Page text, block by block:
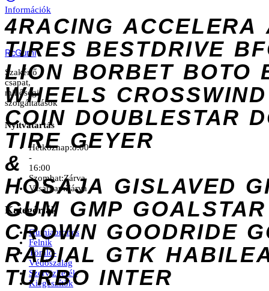
Információk
4RACING ACCELERA
TIRES BESTDRIVE
LION BORBET BOTO
WHEELS CROSSWIND
COIN DOUBLESTAR
TIRE GEYER
&
HOSAJA GISLAVED
GUM GMP GOALSTAR
CROWN GOODRIDE
RADIAL GTK
TURBO INTER
RcGumi
Szakértő
csapat,
minőségi
szolgáltatások
Nyitvatartás
Hétköznap:8:00
-
16:00
Szombat:Zárva
Vasárnap:Zárva
Kategóriák
Gumiabroncs
Felnik
Tömlő-
Védőszalag
Szervizkerék
Kiegészítők